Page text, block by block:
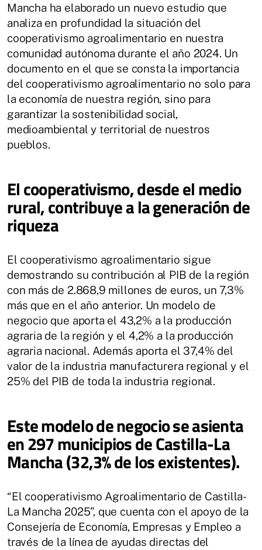
Mancha ha elaborado un nuevo estudio que
analiza en profundidad la situación del
cooperativismo agroalimentario en nuestra
comunidad autónoma durante el año 2024. Un
documento en el que se consta la importancia
del cooperativismo agroalimentario no solo para
la economía de nuestra región, sino para
garantizar la sostenibilidad social,
medioambiental y territorial de nuestros
pueblos.
El cooperativismo, desde el medio
rural, contribuye a la generación de
riqueza
El cooperativismo agroalimentario sigue
demostrando su contribución al PIB de la región
con más de 2.868,9 millones de euros, un 7,3%
más que en el año anterior. Un modelo de
negocio que aporta el 43,2% a la producción
agraria de la región y el 4,2% a la producción
agraria nacional. Además aporta el 37,4% del
valor de la industria manufacturera regional y el
25% del PIB de toda la industria regional.
Este modelo de negocio se asienta
en 297 municipios de Castilla-La
Mancha (32,3% de los existentes).
“El cooperativismo Agroalimentario de Castilla-
La Mancha 2025”, que cuenta con el apoyo de la
Consejería de Economía, Empresas y Empleo a
través de la línea de ayudas directas del